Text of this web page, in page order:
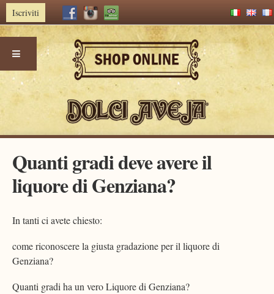
Iscriviti
contentQuanti gradi deve avere il
liquore di Genziana?
In tanti ci avete chiesto:
come riconoscere la giusta gradazione per il liquore di
Genziana?
Quanti gradi ha un vero Liquore di Genziana?